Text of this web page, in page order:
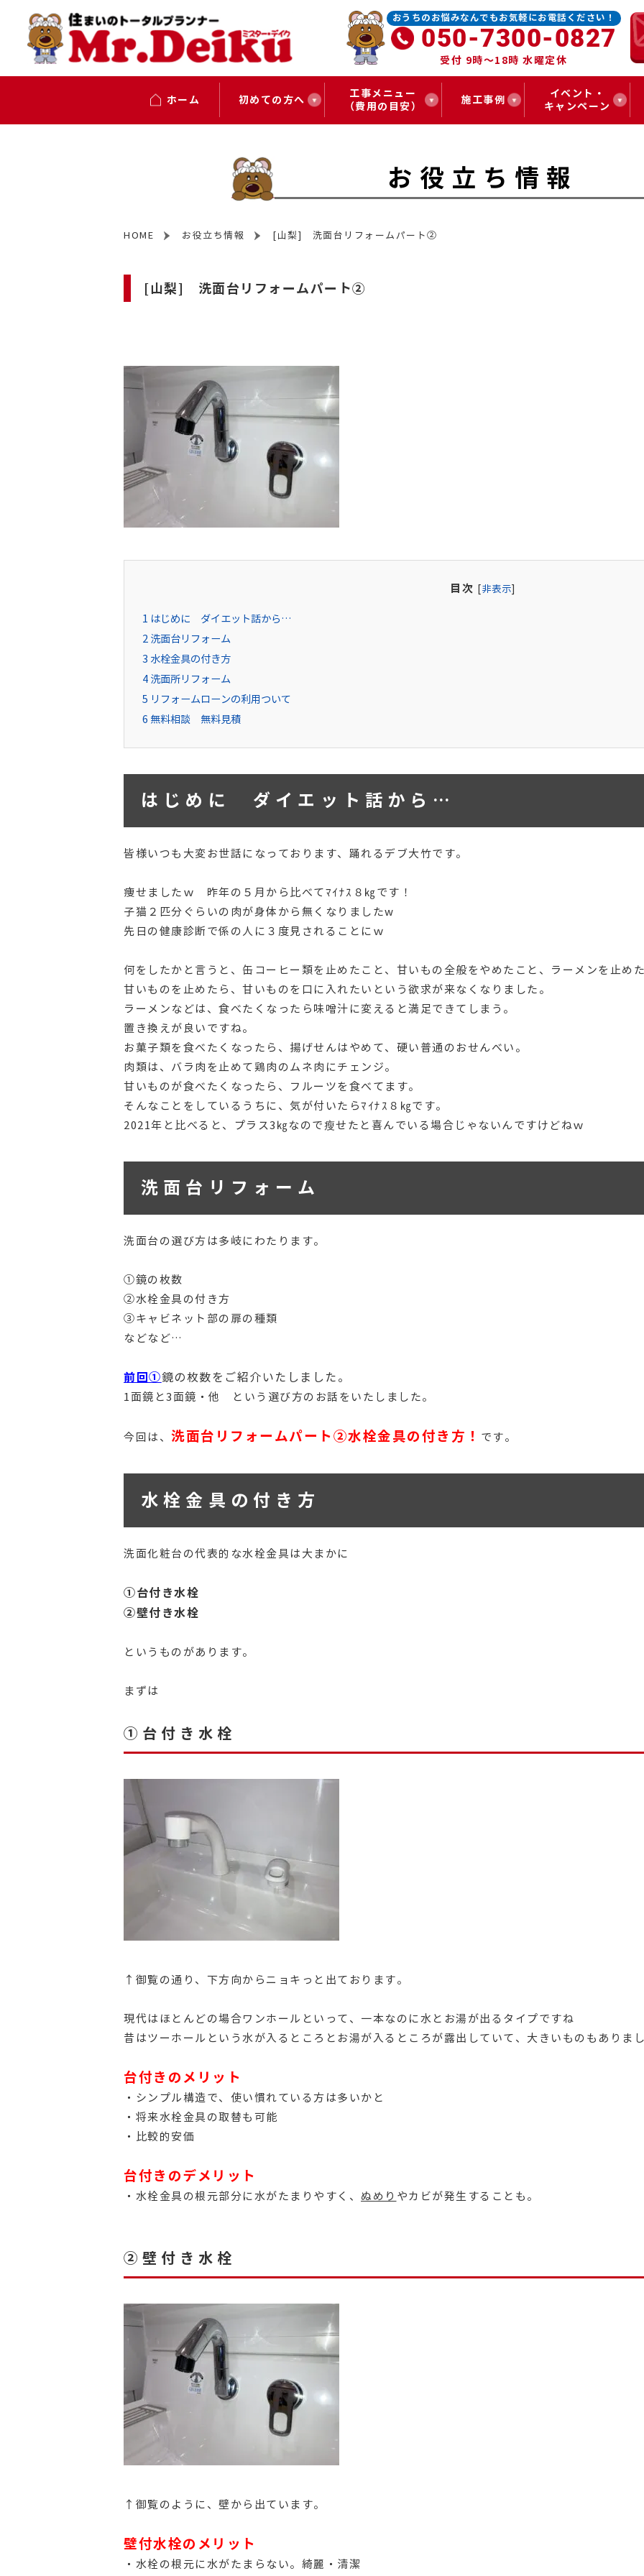
おうちのお悩みなんでもお気軽にお電話ください！
050-7300-0827
受付 9時～18時 水曜定休
ホーム 初めての方へ
工事メニュー
（費用の目安）
施工事例
イベント・
キャンペーン
お役立ち情報
HOME お役立ち情報 [山梨] 洗面台リフォームパート②
[山梨] 洗面台リフォームパート②
目次 [非表示]
1 はじめに ダイエット話から…
2 洗面台リフォーム
3 水栓金具の付き方
4 洗面所リフォーム
5 リフォームローンの利用ついて
6 無料相談 無料見積
はじめに ダイエット話から…
皆様いつも大変お世話になっております、踊れるデブ大竹です。
痩せましたｗ 昨年の５月から比べてﾏｲﾅｽ８㎏です！
子猫２匹分ぐらいの肉が身体から無くなりましたw
先日の健康診断で係の人に３度見されることにｗ
何をしたかと言うと、缶コーヒー類を止めたこと、甘いもの全般をやめたこと、ラーメンを止め
甘いものを止めたら、甘いものを口に入れたいという欲求が来なくなりました。
ラーメンなどは、食べたくなったら味噌汁に変えると満足できてしまう。
置き換えが良いですね。
お菓子類を食べたくなったら、揚げせんはやめて、硬い普通のおせんべい。
肉類は、バラ肉を止めて鶏肉のムネ肉にチェンジ。
甘いものが食べたくなったら、フルーツを食べてます。
そんなことをしているうちに、気が付いたらﾏｲﾅｽ８㎏です。
2021年と比べると、プラス3㎏なので瘦せたと喜んでいる場合じゃないんですけどねｗ
洗面台リフォーム
洗面台の選び方は多岐にわたります。
①鏡の枚数
②水栓金具の付き方
③キャビネット部の扉の種類
などなど…
前回①鏡の枚数をご紹介いたしました。
1面鏡と3面鏡・他 という選び方のお話をいたしました。
今回は、 洗面台リフォームパート②水栓金具の付き方！ です。
水栓金具の付き方
洗面化粧台の代表的な水栓金具は大まかに
①台付き水栓
②壁付き水栓
というものがあります。
まずは
①台付き水栓
↑御覧の通り、下方向からニョキっと出ております。
現代はほとんどの場合ワンホールといって、一本なのに水とお湯が出るタイプですね
昔はツーホールという水が入るところとお湯が入るところが露出していて、大きいものもありま
台付きのメリット
・シンプル構造で、使い慣れている方は多いかと
・将来水栓金具の取替も可能
・比較的安価
台付きのデメリット
・水栓金具の根元部分に水がたまりやすく、 ぬめり やカビが発生することも。
②壁付き水栓
↑御覧のように、壁から出ています。
壁付水栓のメリット
・水栓の根元に水がたまらない。綺麗・清潔